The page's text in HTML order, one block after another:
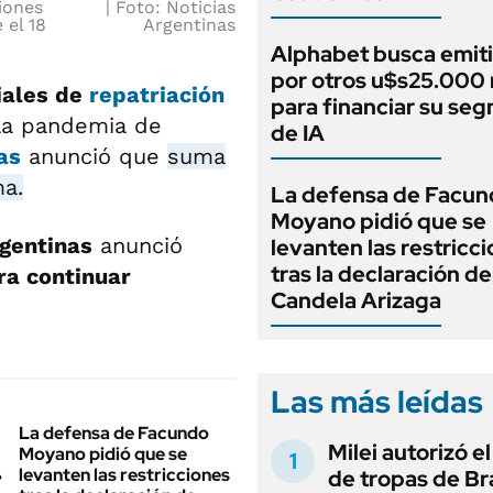
el 18
Foto: Noticias
Argentinas
de repatriación
pandemia de
anunció que suma
anunció
continuar
La defensa de Facundo
Moyano pidió que se
levanten las restricciones
Alphabet busca
por otros u$s25.000
para financiar su
de IA
La defensa de
Moyano pidió que se
levanten las
tras la declaración de
Candela Arizaga
Las más leídas
Milei autorizó
de tropas de